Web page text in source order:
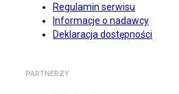
Regulamin serwisu
Informacje o nadawcy
Deklaracja dostępności
PARTNERZY